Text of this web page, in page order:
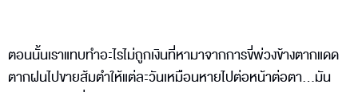
ตอนนั้นเราแทบทำอะไรไม่ถูกเงินที่หามาจากการขี่พ่วงข้างตากแดด
ตากฝนไปขายส้มตำให้แต่ละวันเหมือนหายไปต่อหน้าต่อตา...มัน